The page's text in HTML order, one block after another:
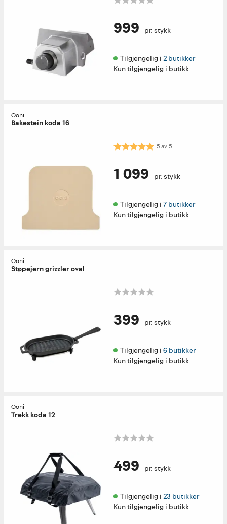
999 pr. stykk
Tilgjengelig i 2 butikker
Kun tilgjengelig i butikk
Ooni
Bakestein koda 16
Karakter: 5.0 av 5 mulige
5av5
1 099 pr. stykk
Tilgjengelig i 7 butikker
Kun tilgjengelig i butikk
Ooni
Støpejern grizzler oval
399 pr. stykk
Tilgjengelig i 6 butikker
Kun tilgjengelig i butikk
Ooni
Trekk koda 12
499 pr. stykk
Tilgjengelig i 23 butikker
Kun tilgjengelig i butikk